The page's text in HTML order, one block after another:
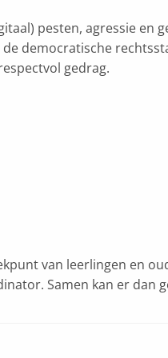
pesten, agressie
democratische
gedrag.
van leerlingen en
Samen kan er